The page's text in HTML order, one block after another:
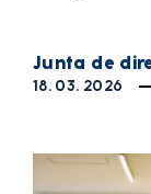
Junta de
18. 03. 2026